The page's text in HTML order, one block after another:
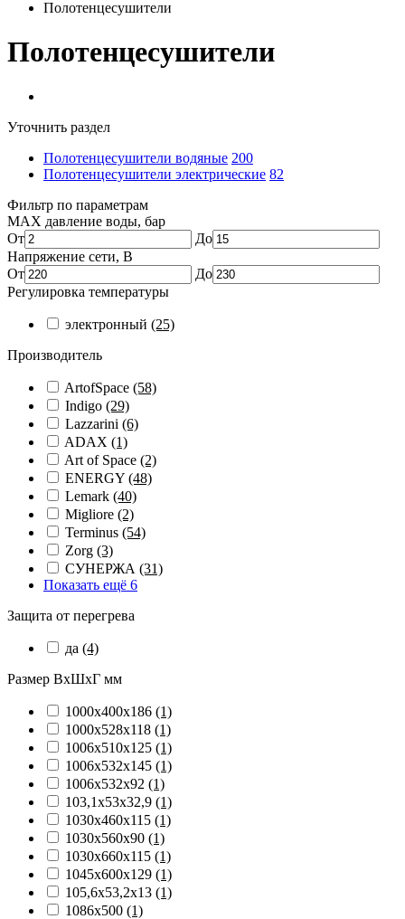
Полотенцесушители
Полотенцесушители
Уточнить раздел
Полотенцесушители водяные 200
Полотенцесушители электрические 82
Фильтр по параметрам
MAX давление воды, бар
От
До
Напряжение сети, В
От
До
Регулировка температуры
электронный (25)
Производитель
ArtofSpace (58)
Indigo (29)
Lazzarini (6)
ADAX (1)
Art of Space (2)
ENERGY (48)
Lemark (40)
Migliore (2)
Terminus (54)
Zorg (3)
СУНЕРЖА (31)
Показать ещё 6
Защита от перегрева
да (4)
Размер ВхШхГ мм
1000х400х186 (1)
1000х528х118 (1)
1006х510х125 (1)
1006х532х145 (1)
1006х532х92 (1)
103,1х53х32,9 (1)
1030х460х115 (1)
1030х560х90 (1)
1030х660х115 (1)
1045х600х129 (1)
105,6х53,2х13 (1)
1086х500 (1)